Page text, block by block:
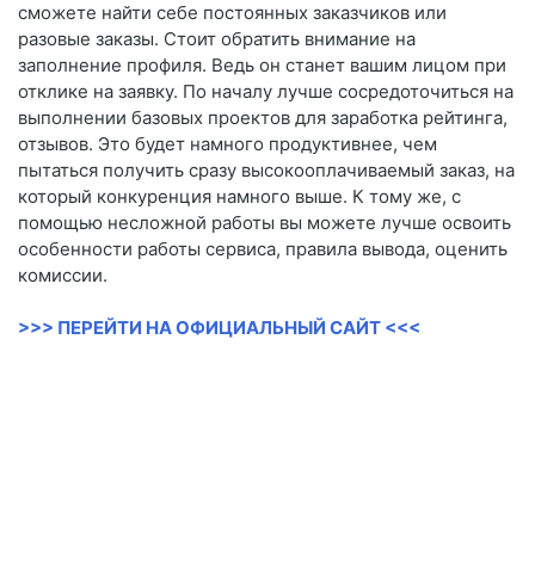
сможете найти себе постоянных заказчиков или
разовые заказы. Стоит обратить внимание на
заполнение профиля. Ведь он станет вашим лицом при
отклике на заявку. По началу лучше сосредоточиться на
выполнении базовых проектов для заработка рейтинга,
отзывов. Это будет намного продуктивнее, чем
пытаться получить сразу высокооплачиваемый заказ, на
который конкуренция намного выше. К тому же, с
помощью несложной работы вы можете лучше освоить
особенности работы сервиса, правила вывода, оценить
комиссии.
>>> ПЕРЕЙТИ НА ОФИЦИАЛЬНЫЙ САЙТ <<<